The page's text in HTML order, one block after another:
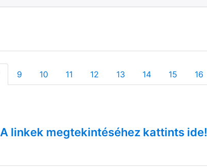
9 10 11 12 13 14 15 16
A linkek megtekintéséhez kattints ide!